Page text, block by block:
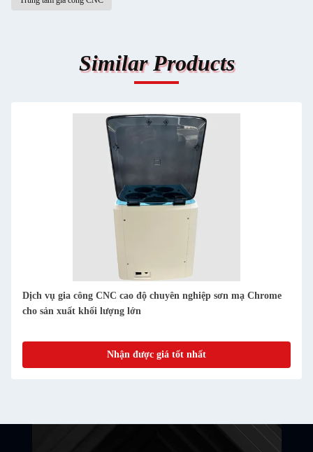
Similar Products
Dịch vụ gia công CNC cao độ chuyên nghiệp sơn mạ Chrome
cho sản xuất khối lượng lớn
Nhận được giá tốt nhất